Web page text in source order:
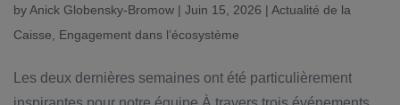
byAnick Globensky-Bromow | Juin 15, 2026 | Actualité de la
Caisse
Engagement dans l’écosystème
Les deux dernières semaines ont été particulièrement